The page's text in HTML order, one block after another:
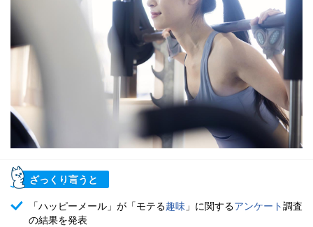
ざっくり言うと
「ハッピーメール」が「モテる趣味 」に関するアンケート調査
の結果を発表